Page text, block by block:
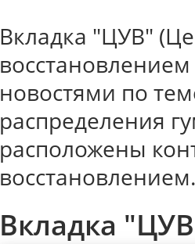
Вкладка "ЦУВ"
новостями по
распределения
расположены
Вкладка